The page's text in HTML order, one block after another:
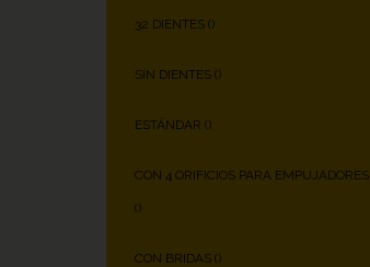
32 DIENTES ()
SIN DIENTES ()
ESTÁNDAR ()
CON 4 ORIFICIOS PARA EMPUJADORES
()
CON BRIDAS ()